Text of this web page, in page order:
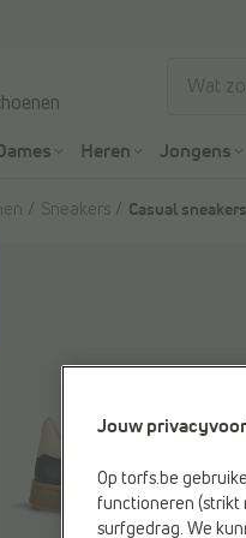
Heren Jongens
Sneakers Casual sneakers
Jouw
Op torfs.be
functioneren (strikt
surfgedrag. We